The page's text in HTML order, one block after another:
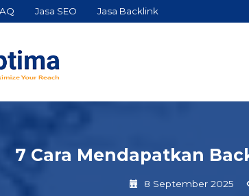
Jasa SEO Jasa Backlink
7 Cara Mendapatkan
8 September 2025